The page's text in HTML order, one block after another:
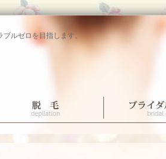
ブルゼロを目指します。